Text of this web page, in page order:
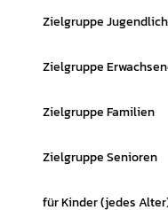
Zielgruppe
Zielgruppe
Zielgruppe Familien
Zielgruppe Senioren
für Kinder (jedes